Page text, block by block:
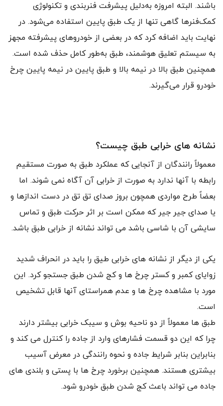
باشند. البته امروزه به‌دلیل پیشرفت فنربندی و تکنولوژی
کمک‌فنرها گاهی تنها از یک طبق پایین استفاده می‌شود. در
نهایت باید اضافه کرد که در بعضی از خودروهای پیشرفته مجهز
به سیستم تعلیق هوشمند، طبق به‌طور کامل حذف شده است.
همچنین طبق بالا در نیمه بالا و طبق پایین در نیمه پایین چرخ
خودرو قرار می‌گیرند.
نشانه های خرابی طبق چیست؟
معمولاً رانندگان از آنجایی که عملکرد طبق به صورت مستقیم
رابطه با آنها ندارد به صورت از خرابی آن آگاه نمی شوند. اما
بعضاً طرح مواردی همچون بروز صدای تق تق در دست اندازها و
یا صدای جیر جیر که ممکن است بر اثر حرکت طبق و تماس
سایشی آن با شاسی باشد می تواند نشانه از خرابی طبق باشد.
یکی از دیگر از نشانه های خرابی طیق را باید در انحراف شدید
زوایای کمبر و کستر چرخ ها و کج شدن طبق جستجو کرد. این
مورد با مشاهده چرخ ها و عدم همراستای آنها قابل تشخیص
است.
طبق ها معمولاً از دو ناحیه بوش و سیبک خرابی بیشتر دارند
چرا که این دو قسمت فشارهای وارد از جاده را کنترل می کند و
بنابراین بنابر شرایط جاده و نحوه رانندگی در معرض آسیب
بیشتری هستند. همچنین برخورد چرخ ها با پستی و بلندی های
جاده می تواند باعث کج شدن طبق خودرو شود.